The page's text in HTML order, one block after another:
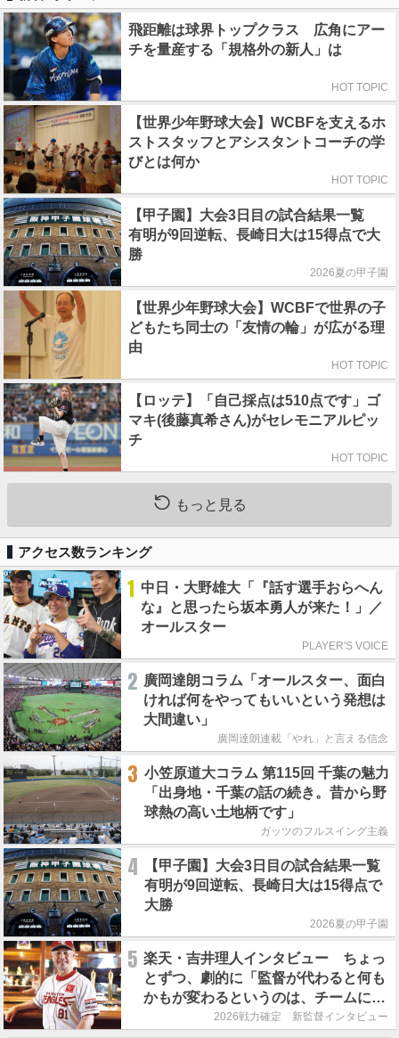
飛距離は球界トップクラス 広角にアー
チを量産する「規格外の新人」は
HOT TOPIC
【世界少年野球大会】WCBFを支えるホ
ストスタッフとアシスタントコーチの学
びとは何か
HOT TOPIC
【甲子園】大会3日目の試合結果一覧
有明が9回逆転、長崎日大は15得点で大
勝
2026夏の甲子園
【世界少年野球大会】WCBFで世界の子
どもたち同士の「友情の輪」が広がる理
由
HOT TOPIC
【ロッテ】「自己採点は510点です」ゴ
マキ(後藤真希さん)がセレモニアルピッ
チ
HOT TOPIC
もっと見る
アクセス数ランキング
1 中日・大野雄大「『話す選手おらへん
な』と思ったら坂本勇人が来た！」／
オールスター
PLAYER'S VOICE
2 廣岡達朗コラム「オールスター、面白
ければ何をやってもいいという発想は
大間違い」
廣岡達朗連載「やれ」と言える信念
3 小笠原道大コラム 第115回 千葉の魅力
「出身地・千葉の話の続き。昔から野
球熱の高い土地柄です」
ガッツのフルスイング主義
4
【甲子園】大会3日目の試合結果一覧
有明が9回逆転、長崎日大は15得点で
大勝
2026夏の甲子園
5 楽天・吉井理人インタビュー ちょっ
とずつ、劇的に「監督が代わると何も
かもが変わるというのは、チームにと
って良くないことなんです」
2026戦力確定 新監督インタビュー